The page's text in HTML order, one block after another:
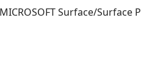
Surface/Surface